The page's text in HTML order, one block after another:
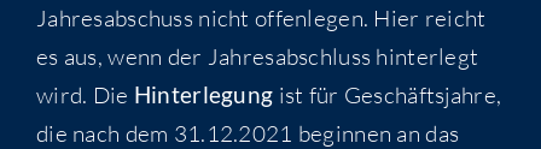
Jah­res­ab­schuss nicht offen­le­gen. Hier reicht
es aus, wenn der Jah­res­ab­schluss hin­ter­legt
wird. Die Hin­ter­le­gung ist für Geschäfts­jah­re,
die nach dem 31.12.2021 begin­nen an das